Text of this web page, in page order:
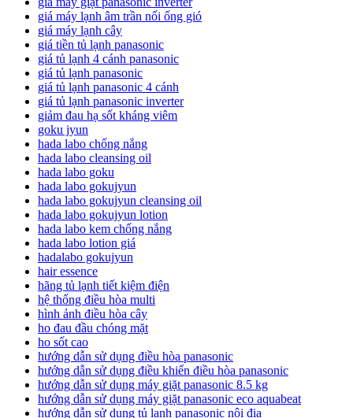
giá máy lạnh âm trần nối ống gió
giá máy lạnh cây
giá tiền tủ lạnh panasonic
giá tủ lạnh 4 cánh panasonic
giá tủ lạnh panasonic
giá tủ lạnh panasonic 4 cánh
giá tủ lạnh panasonic inverter
giảm đau hạ sốt kháng viêm
goku jyun
hada labo chống nắng
hada labo cleansing oil
hada labo goku
hada labo gokujyun
hada labo gokujyun cleansing oil
hada labo gokujyun lotion
hada labo kem chống nắng
hada labo lotion giá
hadalabo gokujyun
hair essence
hãng tủ lạnh tiết kiệm điện
hệ thống điều hòa multi
hình ảnh điều hòa cây
ho đau đầu chóng mặt
ho sốt cao
hướng dẫn sử dụng điều hòa panasonic
hướng dẫn sử dụng điều khiển điều hòa panasonic
hướng dẫn sử dụng máy giặt panasonic 8.5 kg
hướng dẫn sử dụng máy giặt panasonic eco aquabeat
hướng dẫn sử dụng tủ lạnh panasonic nội địa